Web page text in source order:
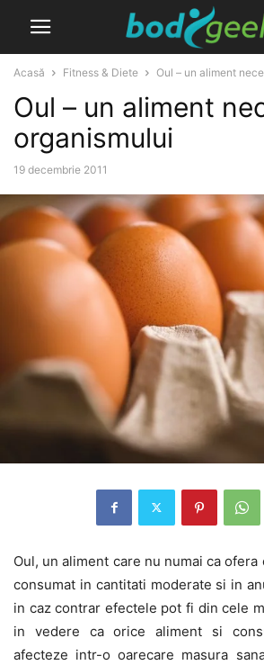
Acasă Fitness & Diete Oul – un aliment
Oul – un aliment
organismului
19 decembrie 2011
Oul, un aliment care nu numai ca
consumat in cantitati moderate si in
in caz contrar efectele pot fi din cele
in vedere ca orice aliment si
afecteze intr-o oarecare masura